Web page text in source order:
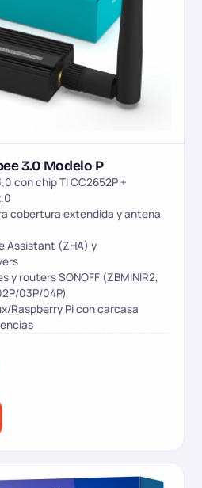
3.0 Modelo P
con chip TI CC2652P +
cobertura extendida y antena
Assistant (ZHA) y
y routers SONOFF (ZBMINIR2,
03P/04P)
Raspberry Pi con carcasa